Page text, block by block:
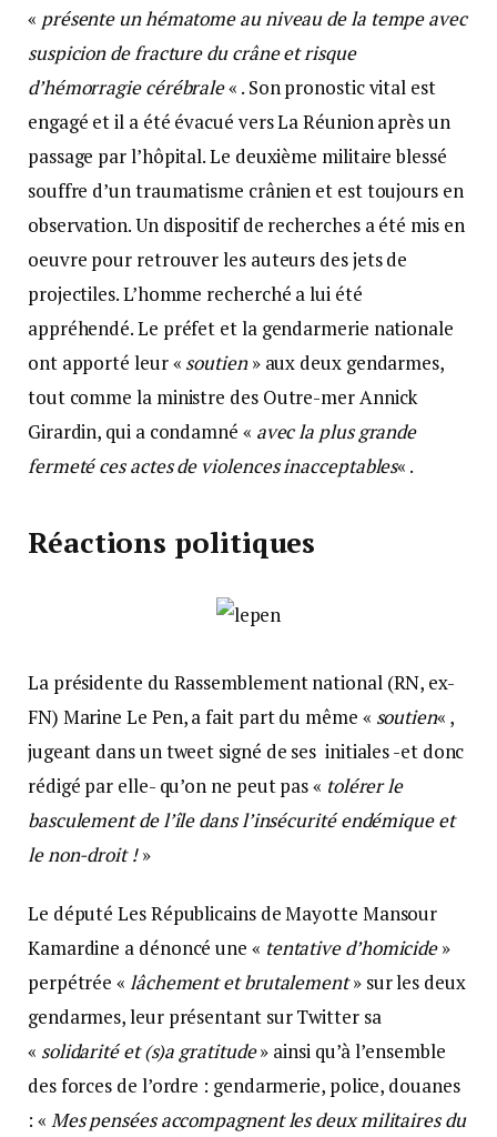
« présente un hématome au niveau de la tempe avec
suspicion de fracture du crâne et risque
d’hémorragiecérébrale« . Son pronostic vital est
engagé et il a été évacué vers La Réunion après un
passage par l’hôpital. Le deuxième militaire blessé
souffre d’un traumatisme crânien et est toujours en
observation. Un dispositif de recherches a été mis en
oeuvre pour retrouver les auteurs des jets de
projectiles. L’homme recherché a lui été
appréhendé. Le préfet et la gendarmerie nationale
ont apporté leur « soutien» aux deux gendarmes,
tout comme la ministre des Outre-mer Annick
Girardin, qui a condamné « avec la plus grande
fermeté ces actes de violences inacceptables« .
Réactions politiques
La présidente du Rassemblement national (RN, ex-
FN) Marine Le Pen, a fait part du même « soutien« ,
jugeant dans un tweet signé de ses initiales -et donc
rédigé par elle- qu’on ne peut pas « tolérer le
basculement de l’île dans l’insécurité endémique et
le non-droit !»
Le député Les Républicains de Mayotte Mansour
Kamardine a dénoncé une « tentative d’homicide»
perpétrée « lâchement et brutalement» sur les deux
gendarmes, leur présentant sur Twitter sa
« solidarité et (s)a gratitude» ainsi qu’à l’ensemble
des forces de l’ordre : gendarmerie, police, douanes
: « Mes pensées accompagnent les deux militaires du